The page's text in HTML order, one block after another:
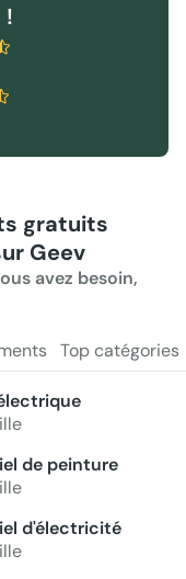
!
gratuits
Geev
avez besoin,
Top catégories
de peinture
d'électricité